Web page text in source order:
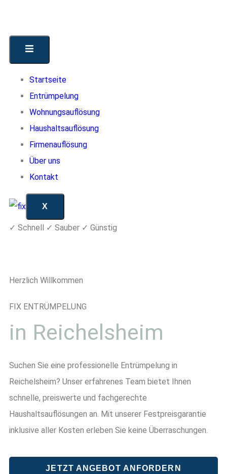
Startseite
Entrümpelung
Wohnungsauflösung
Haushaltsauflösung
Firmenauflösung
Über uns
Kontakt
X
✓ Schnell ✓ Sauber ✓ Günstig
Herzlich Willkommen
FIX ENTRÜMPELUNG
in Reichelsheim
Suchen Sie eine professionelle Entrümpelung in
Reichelsheim? Unser erfahrenes Team bietet Ihnen
schnelle, preiswerte und fachgerechte
Haushaltsauflösungen an. Mit unserer Festpreisgarantie
inklusive aller Kosten erleben Sie keine Überraschungen.
JETZT ANGEBOT ANFORDERN